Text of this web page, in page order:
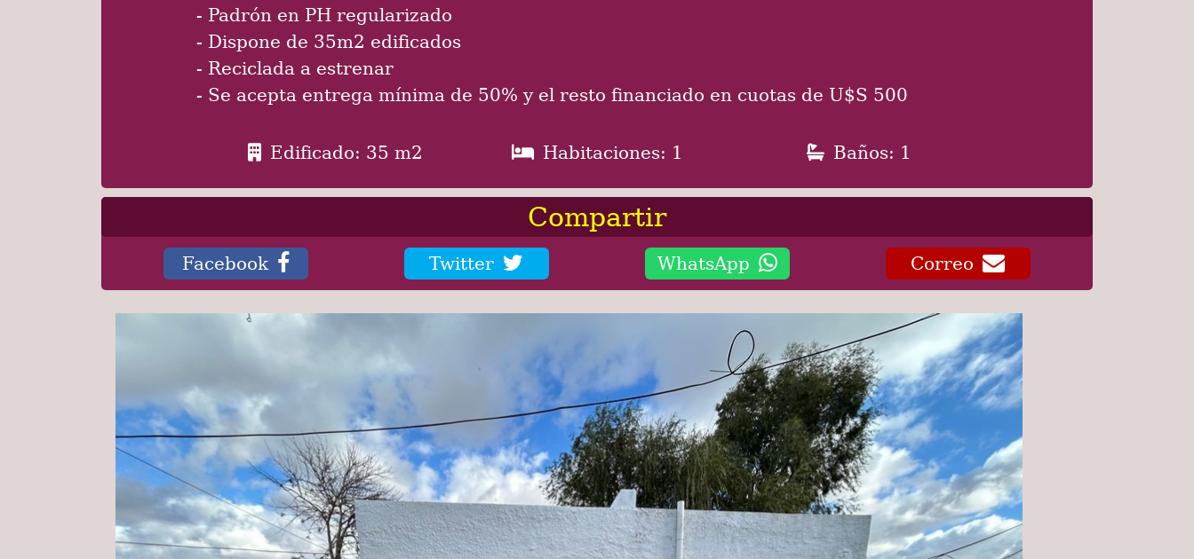
- Padrón en PH regularizado
- Dispone de 35m2 edificados
- Reciclada a estrenar
- Se acepta entrega mínima de 50% y el resto financiado en cuotas de U$S 500
Edificado: 35 m2 Habitaciones: 1 Baños: 1
Compartir
Facebook Twitter WhatsApp Correo